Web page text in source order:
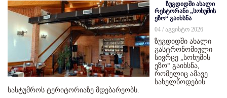
ზუგდიდში ახალი
რესტორანი „სოხუმის
ეზო“ გაიხსნა
04 / აგვისტო 2026
ზუგდიდში ახალი
გასტრონომიული
სივრცე „სოხუმის
ეზო“ გაიხსნა,
რომელიც ამავე
სახელწოდების
სასტუმროს ტერიტორიაზე მდებარეობს.